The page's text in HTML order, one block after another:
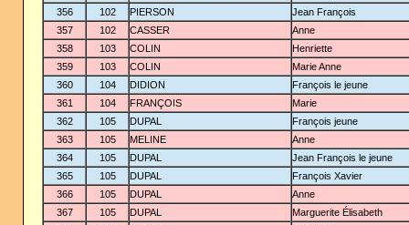
356
102 PIERSON
Jean François
357
102 CASSER
Anne
358
103 COLIN
Henriette
359
103 COLIN
Marie Anne
360
104 DIDION
François le jeune
361
104 FRANÇOIS
Marie
362
105 DUPAL
François jeune
363
105 MELINE
Anne
364
105 DUPAL
Jean François le jeune
365
105 DUPAL
François Xavier
366
105 DUPAL
Anne
367
105 DUPAL
Marguerite Élisabeth